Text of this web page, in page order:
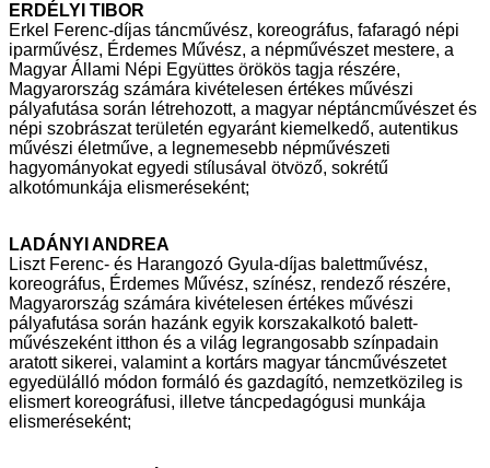
ERDÉLYI TIBOR
Erkel Ferenc-díjas táncművész, koreográfus, fafaragó népi
iparművész, Érdemes Művész, a népművészet mestere, a
Magyar Állami Népi Együttes örökös tagja részére,
Magyarország számára kivételesen értékes művészi
pályafutása során létrehozott, a magyar néptáncművészet és
népi szobrászatterületén egyaránt kiemelkedő, autentikus
művészi életműve, a legnemesebb népművészeti
hagyományokat egyedi stílusával ötvöző, sokrétű
alkotómunkája elismeréseként;
LADÁNYI ANDREA
Liszt Ferenc- és Harangozó Gyula-díjas balettművész,
koreográfus, Érdemes Művész, színész, rendező részére,
Magyarország számára kivételesen értékes művészi
pályafutása során hazánk egyik korszakalkotó balett-
művészeként itthon és a világ legrangosabb színpadain
aratott sikerei, valamint a kortárs magyar táncművészetet
egyedülálló módon formáló és gazdagító, nemzetközileg is
elismert koreográfusi, illetve táncpedagógusi munkája
elismeréseként;